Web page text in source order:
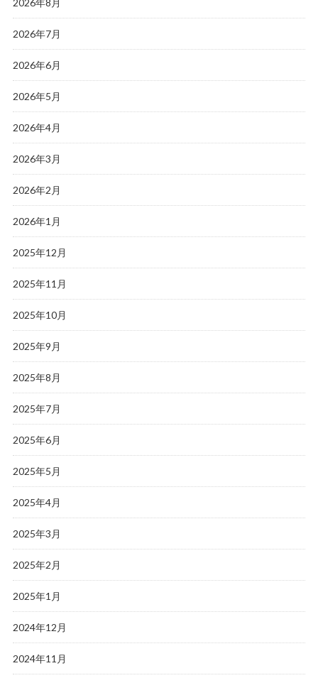
2026年8月
2026年7月
2026年6月
2026年5月
2026年4月
2026年3月
2026年2月
2026年1月
2025年12月
2025年11月
2025年10月
2025年9月
2025年8月
2025年7月
2025年6月
2025年5月
2025年4月
2025年3月
2025年2月
2025年1月
2024年12月
2024年11月